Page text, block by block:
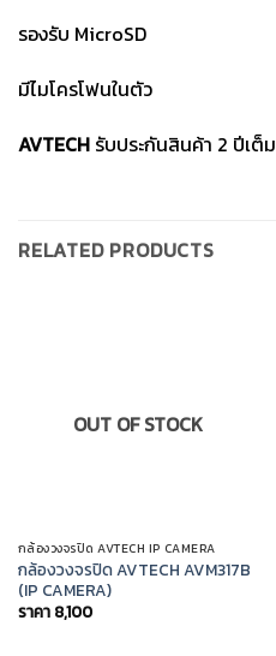
รองรับ MicroSD
มีไมโครโฟนในตัว
AVTECH รับประกันสินค้า 2 ปีเต็ม
RELATED PRODUCTS
OUT OF STOCK
กล้องวงจรปิด AVTECH IP CAMERA
กล้องวงจรปิด AVTECH AVM317B
(IP CAMERA)
ราคา 8,100